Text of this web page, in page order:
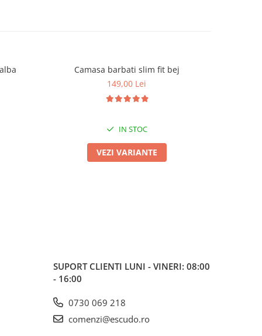
Camasa barbati slim fit bej
149,00 Lei
IN STOC
VEZI VARIANTE
SUPORT CLIENTI LUNI - VINERI: 08:00
- 16:00
0730 069 218
comenzi@escudo.ro